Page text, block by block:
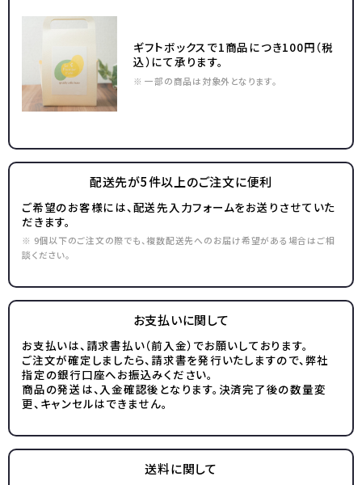
ギフトボックスで1商品につき100円（税
込）にて承ります。
※ 一部の商品は対象外となります。
配送先が5件以上のご注文に便利
ご希望のお客様には、配送先入力フォームをお送りさせていた
だきます。
※ 9個以下のご注文の際でも、複数配送先へのお届け希望がある場合はご相
談ください。
お支払いに関して
お支払いは、請求書払い（前入金）でお願いしております。
ご注文が確定しましたら、請求書を発行いたしますので、弊社
指定の銀行口座へお振込みください。
商品の発送は、入金確認後となります。決済完了後の数量変
更、キャンセルはできません。
送料に関して